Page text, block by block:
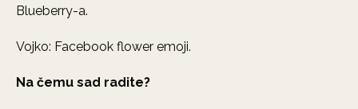
Blueberry-a.
Vojko: Facebook flower emoji.
Na čemu sad radite?